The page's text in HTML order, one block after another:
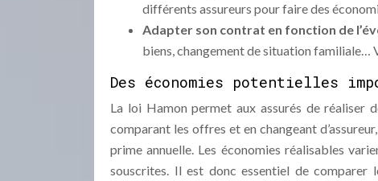
différents assureurs pour faire des
Adapter son contrat en fonction de
biens, changement de situation
Des économies potentielles
La loi Hamon permet aux assurés de réaliser
comparant les offres et en changeant
prime annuelle. Les économies réalisables
souscrites. Il est donc essentiel de comparer